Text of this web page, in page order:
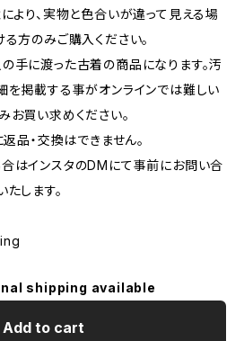
より、実物と色合いが違って見える場
方のみご購入ください。
手に渡った古着の商品になります。汚
を掲載する事がオンラインでは難しい
お買い求めください。
品・交換はできません。
はインスタのDMにて事前にお問い合
します。
shipping available
Add to cart